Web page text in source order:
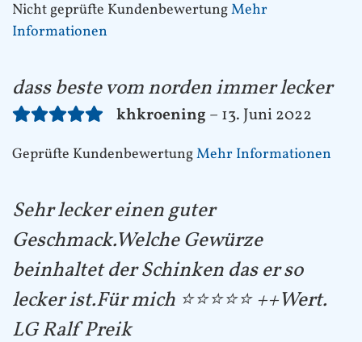
Nicht geprüfte KundenbewertungMehr
Informationen
dass beste vom norden immer lecker
khkroening – 13. Juni 2022
Geprüfte KundenbewertungMehr Informationen
Sehr lecker einen guter
Geschmack.Welche Gewürze
beinhaltet der Schinken das er so
lecker ist.Für mich ⭐️⭐️⭐️⭐️⭐️ ++Wert.
LG Ralf Preik